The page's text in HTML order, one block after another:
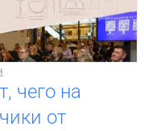
чего на
от